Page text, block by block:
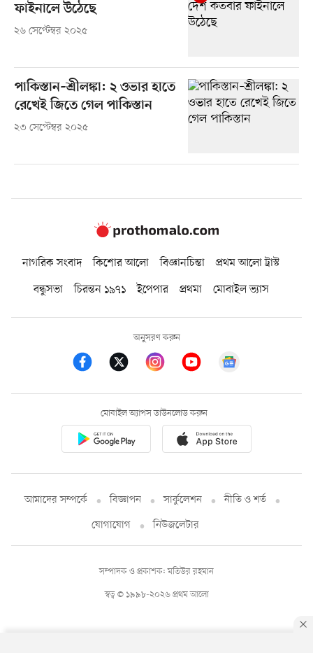
ফাইনালে উঠেছে
২৬ সেপ্টেম্বর ২০২৫
পাকিস্তান–শ্রীলঙ্কা: ২ ওভার হাতে
রেখেই জিতে গেল পাকিস্তান
২৩ সেপ্টেম্বর ২০২৫
নাগরিক সংবাদ কিশোর আলো বিজ্ঞানচিন্তা
প্রথম আলো ট্রাস্ট
বন্ধুসভা
চিরন্তন ১৯৭১ ইপেপার প্রথমা মোবাইল ভ্যাস
অনুসরণ করুন
মোবাইল অ্যাপস ডাউনলোড করুন
আমাদের সম্পর্কে বিজ্ঞাপন সার্কুলেশন
নীতি ও শর্ত
যোগাযোগ
নিউজলেটার
স্বত্ব © ১৯৯৮-২০২৬ প্রথম আলো
সম্পাদক ও প্রকাশক: মতিউর রহমান